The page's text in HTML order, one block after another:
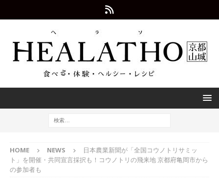
HOME NEWS
日本農業新聞が「全国コウノトリサミッ
ト」を開催・共同宣言採択も！コウノトリの飛来地 京都府亀岡市から
の参加者も